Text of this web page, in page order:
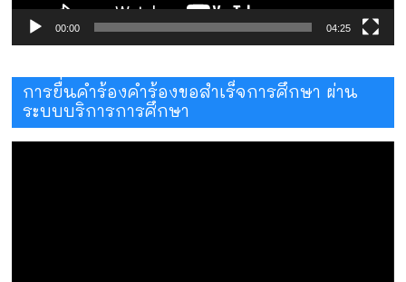
00:00 04:25
การยื่นคำร้องคำร้องขอสำเร็จการศึกษา ผ่าน
ระบบบริการการศึกษา